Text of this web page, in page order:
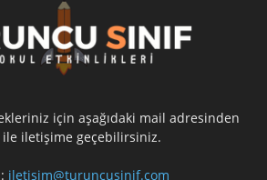
için aşağıdaki mail adresinden
iletişime geçebilirsiniz.
iletisim@turuncusinif.com